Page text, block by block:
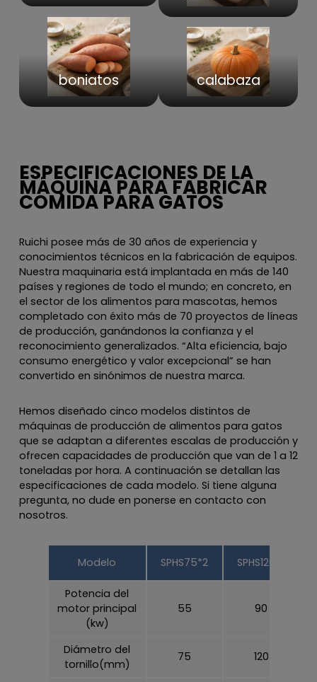
boniatos calabaza
ESPECIFICACIONES DE LA
MÁQUINA PARA FABRICAR
COMIDA PARA GATOS
Ruichi posee más de 30 años de experiencia y
conocimientos técnicos en la fabricación de equipos.
Nuestra maquinaria está implantada en más de 140
países y regiones de todo el mundo; en concreto, en
el sector de los alimentos para mascotas, hemos
completado con éxito más de 70 proyectos de líneas
de producción, ganándonos la confianza y el
reconocimiento generalizados. “Alta eficiencia, bajo
consumo energético y valor excepcional” se han
convertido en sinónimos de nuestra marca.
Hemos diseñado cinco modelos distintos de
máquinas de producción de alimentos para gatos
que se adaptan a diferentes escalas de producción y
ofrecen capacidades de producción que van de 1 a 12
toneladas por hora. A continuación se detallan las
especificaciones de cada modelo. Si tiene alguna
pregunta, no dude en ponerse en contacto con
nosotros.
Modelo SPHS75*2 SPHS120*2
Potencia del
motor principal
(kw)
55 90
Diámetro del
tornillo(mm)
75 120